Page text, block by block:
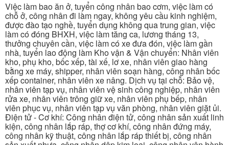
Việc làm bao ăn ở, tuyển công nhân bao cơm, việc làm có
chỗ ở, công nhân đi làm ngay, không yêu cầu kinh nghiệm,
được đào tạo nghề, tuyển dụng không qua trung gian, việc
làm có đóng BHXH, việc làm tăng ca, lương tháng 13,
thưởng chuyên cần, việc làm có xe đưa đón, việc làm gần
nhà, tuyển lao động làm Kho vận & Vận chuyển: Nhân viên
kho, phụ kho, bốc xếp, tài xế, lơ xe, nhân viên giao hàng
bằng xe máy, shipper, nhân viên soạn hàng, công nhân bốc
xếp container, nhân viên xe nâng. Dịch vụ tại chỗ: Bảo vệ,
nhân viên tạp vụ, nhân viên vệ sinh công nghiệp, nhân viên
rửa xe, nhân viên trông giữ xe, nhân viên phụ bếp, nhân
viên phục vụ, nhân viên tạp vụ văn phòng, nhân viên giặt ủi.
Điện tử - Cơ khí: Công nhân điện tử, công nhân sản xuất linh
kiện, công nhân lắp ráp, thợ cơ khí, công nhân đứng máy,
công nhân kỹ thuật, công nhân lắp ráp thiết bị, công nhân